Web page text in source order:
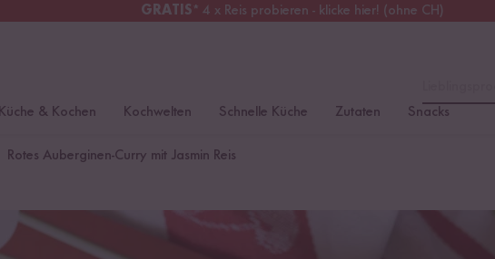
GRATIS* 4 x Reis probieren - klicke hier! (ohne CH)
Kostenloser Versand
Küche & Kochen Kochwelten Schnelle Küche Zutaten Snacks
Rotes Auberginen-Curry mit Jasmin Reis